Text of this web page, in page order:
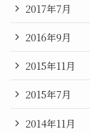
2017年7月
2016年9月
2015年11月
2015年7月
2014年11月